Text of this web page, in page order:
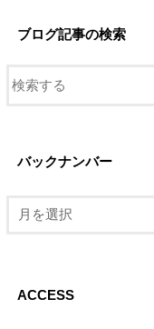
ブログ記事の検索
バックナンバー
ACCESS